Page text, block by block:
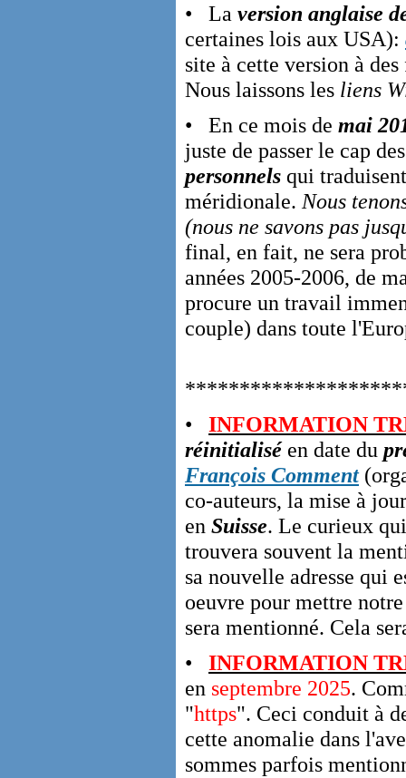
• La version anglaise
certaines lois aux USA):
site à cette version à
Nous laissons les liens
• En ce mois de mai
juste de passer le cap
personnels qui
méridionale. Nous
(nous ne savons pas
final, en fait, ne sera
années 2005-2006, de
procure un travail
couple) dans toute
• INFORMATION
réinitialiséen date du
François Comment
co-auteurs, la mise à
en Suisse. Le curieux
trouvera souvent la
sa nouvelle adresse qui
oeuvre pour mettre
sera mentionné. Cela
• INFORMATION
en septembre 2025.
"https". Ceci conduit à
cette anomalie dans
sommes parfois